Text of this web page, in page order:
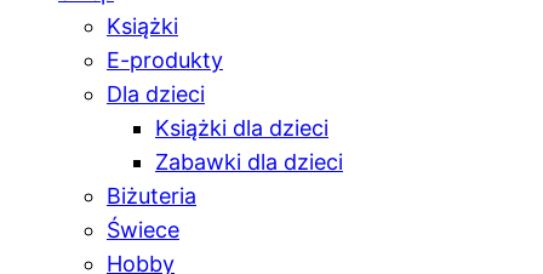
Książki
E-produkty
Dla dzieci
Książki dla dzieci
Zabawki dla dzieci
Biżuteria
Świece
Hobby